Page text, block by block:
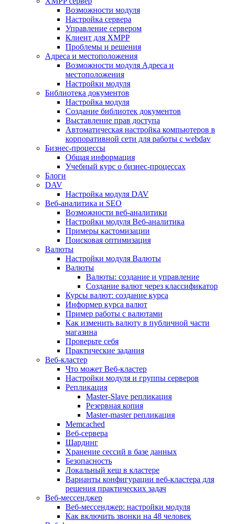
Возможности модуля
Настройка сервера
Управление сервером
Клиент для XMPP
Проблемы и решения
Адреса и местоположения
Возможности модуля Адреса и
местоположения
Настройки модуля
Библиотека документов
Настройка модуля
Создание библиотек документов
Выставление прав доступа
Автоматическая настройка компьютеров в
корпоративной сети для работы с webdav
Бизнес-процессы
Общая информация
Учебный курс о бизнес-процессах
Блоги
DAV
Настройка модуля DAV
Веб-аналитика и SEO
Возможности веб-аналитики
Настройки модуля Веб-аналитика
Примеры кастомизации
Поисковая оптимизация
Валюты
Настройки модуля Валюты
Валюты
Валюты: создание и управление
Создание валют через классификатор
Курсы валют: создание курса
Информер курса валют
Пример работы с валютами
Как изменить валюту в публичной части
магазина
Проверьте себя
Практические задания
Веб-кластер
Что может Веб-кластер
Настройки модуля и группы серверов
Репликация
Master-Slave репликация
Резервная копия
Master-master репликация
Memcached
Веб-сервера
Шардинг
Хранение сессий в базе данных
Безопасность
Локальный кеш в кластере
Варианты конфигурации веб-кластера для
решения практических задач
Веб-мессенджер
Веб-мессенджер: настройки модуля
Как включить звонки на 48 человек